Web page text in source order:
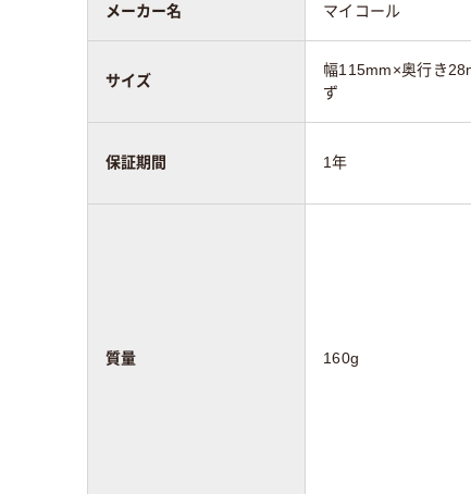
メーカー名 マイコール
サイズ
幅115mm×奥行き
ず
保証期間 1年
質量 160g